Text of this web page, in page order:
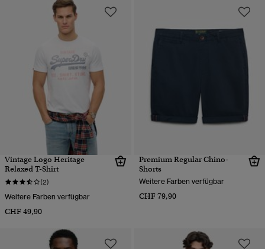
Vintage Logo Heritage
Relaxed T-Shirt
(2)
Weitere Farben verfügbar
CHF 49,90
Premium Regular Chino-
Shorts
Weitere Farben verfügbar
CHF 79,90